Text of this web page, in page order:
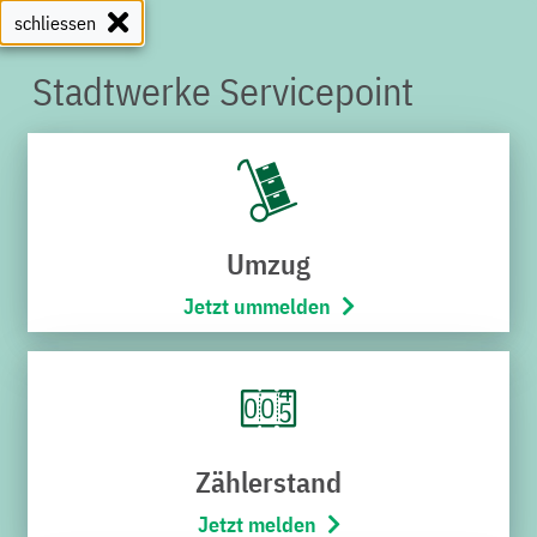
schliessen
Stadtwerke Servicepoint
Umzug
Jetzt ummelden
Zählerstand
Jetzt melden